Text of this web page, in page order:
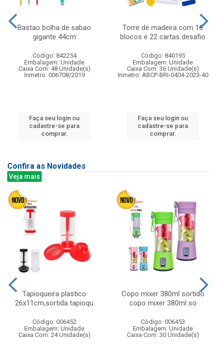
Bastao bolha de sabao
gigante 44cm
Código: 842254
Embalagem: Unidade
Caixa Com: 48 Unidade(s)
Inmetro: 006708/2019
Faça seu login ou
cadastre-se para
comprar.
Torre de madeira com 16
blocos e 22 cartas desafio
Código: 840195
Embalagem: Unidade
Caixa Com: 36 Unidade(s)
Inmetro: ABCP-BRI-0404-2023-40
Faça seu login ou
cadastre-se para
comprar.
Confira as Novidades
Veja mais
Tapioqueira plastico
26x11cm,sortida tapioqu
Código: 006452
Embalagem: Unidade
Caixa Com: 24 Unidade(s)
Copo mixer 380ml sortido
copo mixer 380ml so
Código: 006453
Embalagem: Unidade
Caixa Com: 30 Unidade(s)